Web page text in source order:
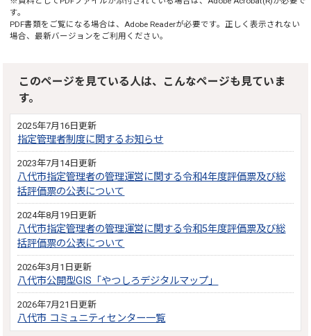
す。
PDF書類をご覧になる場合は、Adobe Readerが必要です。正しく表示されない
場合、最新バージョンをご利用ください。
このページを見ている人は、こんなページも見ていま
す。
2025年7月16日更新
指定管理者制度に関するお知らせ
2023年7月14日更新
八代市指定管理者の管理運営に関する令和4年度評価票及び総
括評価票の公表について
2024年8月19日更新
八代市指定管理者の管理運営に関する令和5年度評価票及び総
括評価票の公表について
2026年3月1日更新
八代市公開型GIS「やつしろデジタルマップ」
2026年7月21日更新
八代市 コミュニティセンター一覧